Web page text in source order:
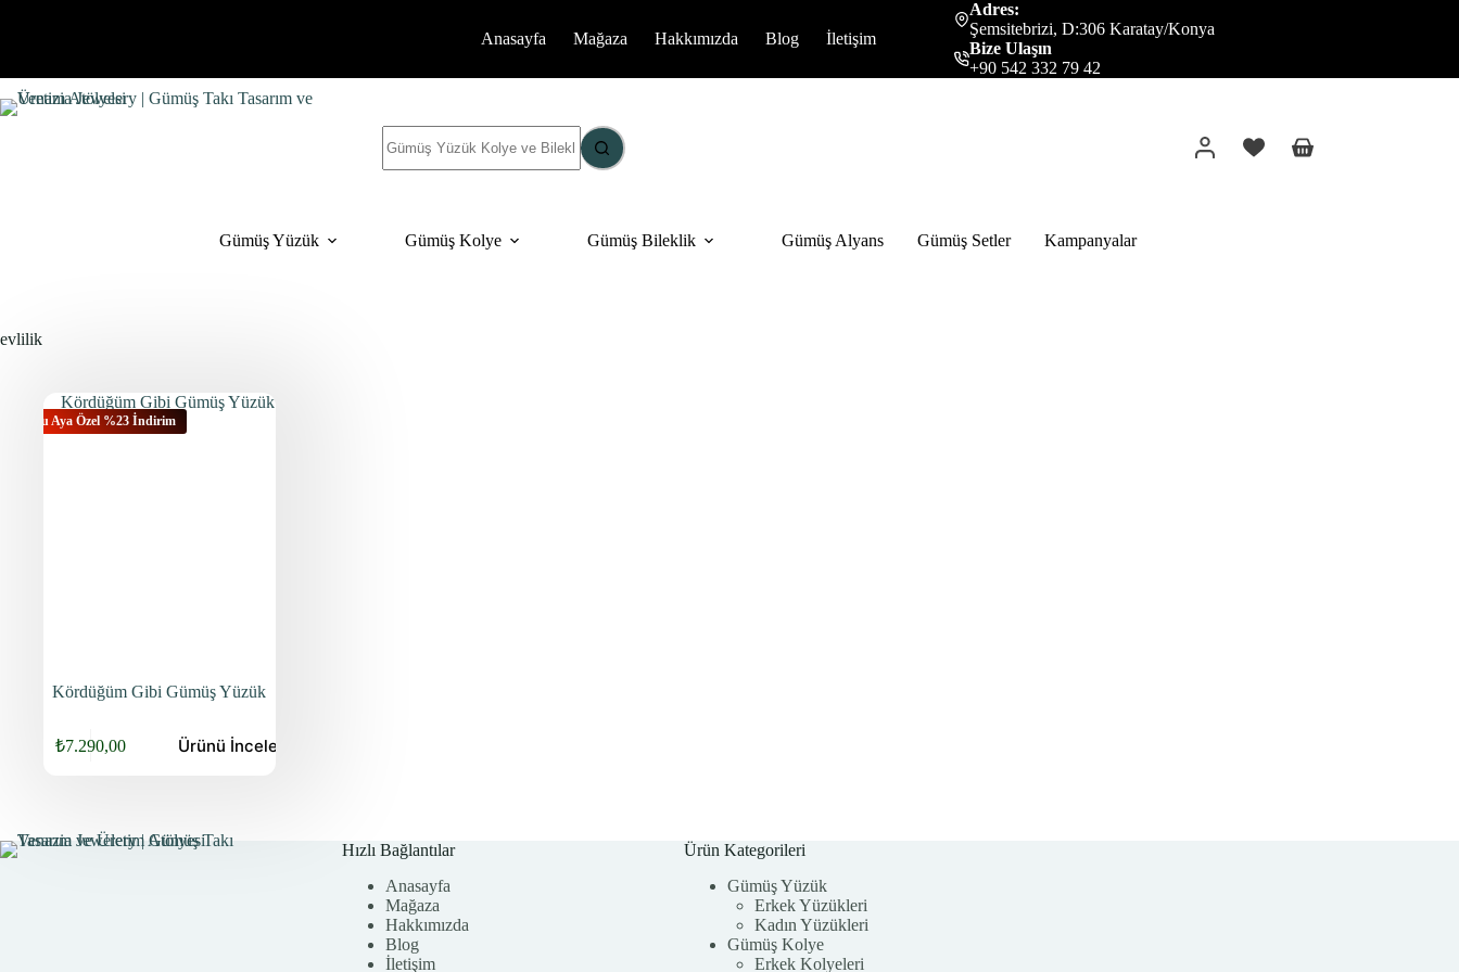
Anasayfa Mağaza Hakkımızda Blog İletişim
Adres:
Şemsitebrizi, D:306 Karatay/Konya
Bize Ulaşın
+90 542 332 79 42
yok
Alışveriş
Gümüş Yüzük Gümüş Kolye Gümüş Bileklik Gümüş Alyans Gümüş Setler Kampanyalar
evlilik
Bu Aya Özel %23 İndirim
Kördüğüm Gibi Gümüş Yüzük
Orijinal
₺7.290,00
Şu
Ürünü İncele
Hızlı Bağlantılar
Anasayfa
Mağaza
Hakkımızda
Blog
İletişim
Ürün Kategorileri
Gümüş Yüzük
Erkek Yüzükleri
Kadın Yüzükleri
Gümüş Kolye
Erkek Kolyeleri